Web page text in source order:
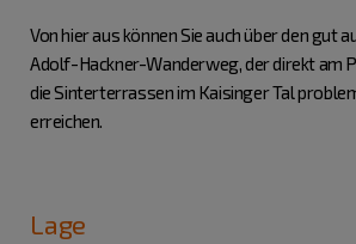
Von hier aus können Sie auch über den gut
Adolf-Hackner-Wanderweg, der direkt am
die Sinterterrassen im Kaisinger Tal
erreichen.
Lage